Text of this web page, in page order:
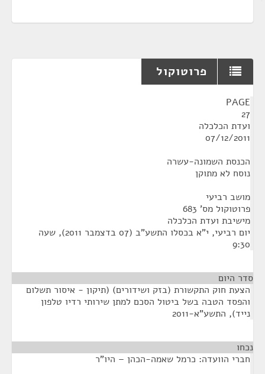
פרוטוקול
PAGE
27
ועדת הכלכלה
07/12/2011
הכנסת השמונה-עשרה
נוסח לא מתוקן
מושב רביעי
פרוטוקול מס' 683
מישיבת ועדת הכלכלה
יום רביעי, י"א בכסלו התשע"ב (07 בדצמבר 2011), שעה
9:30
סדר היום
הצעת חוק התקשורת (בזק ושידורים) (תיקון - איסור תשלום
והפסד הטבה בשל ביטול הסכם למתן שירותי רדיו טלפון
נייד), התשע"א-2011
נכחו
חברי הוועדה: כרמל שאמה-הכהן – היו"ר